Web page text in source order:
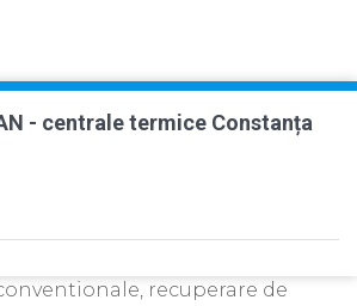
- centrale termice Constanța
recuperare de